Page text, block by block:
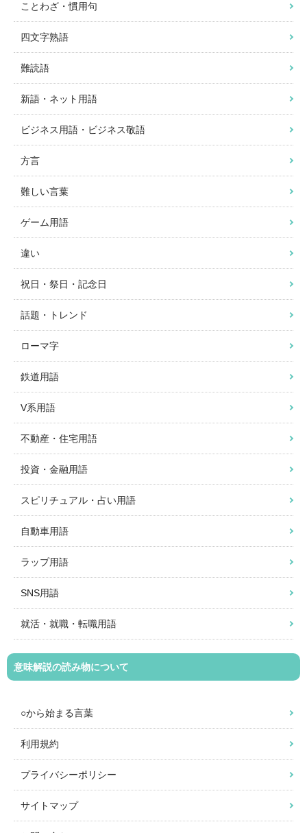
ことわざ・慣用句
四文字熟語
難読語
新語・ネット用語
ビジネス用語・ビジネス敬語
方言
難しい言葉
ゲーム用語
違い
祝日・祭日・記念日
話題・トレンド
ローマ字
鉄道用語
V系用語
不動産・住宅用語
投資・金融用語
スピリチュアル・占い用語
自動車用語
ラップ用語
SNS用語
就活・就職・転職用語
意味解説の読み物について
○から始まる言葉
利用規約
プライバシーポリシー
サイトマップ